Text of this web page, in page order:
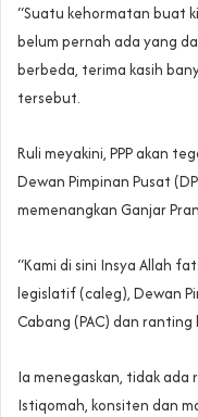
“Suatu kehormatan buat
belum pernah ada yang
berbeda, terima kasih
tersebut.
Ruli meyakini, PPP akan
Dewan Pimpinan Pusat
memenangkan Ganjar
“Kami di sini Insya Allah
legislatif (caleg), Dewan
Cabang (PAC) dan
Ia menegaskan, tidak ada
Istiqomah, konsiten dan